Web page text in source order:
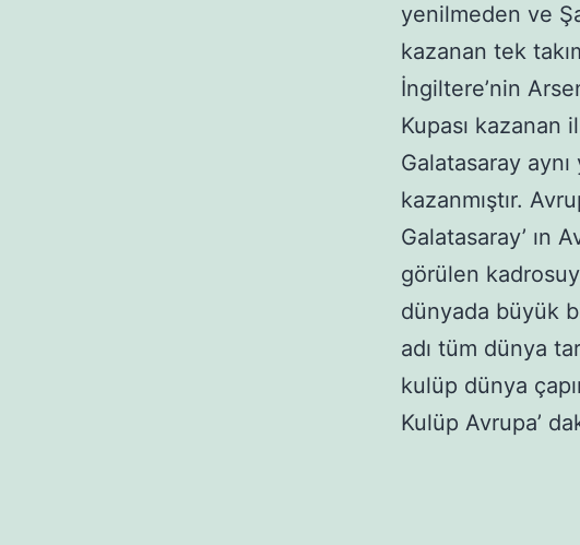
yenilmeden ve
kazanan tek
İngiltere’nin
Kupası
Galatasaray aynı
kazanmıştır.
Galatasaray’ ın
görülen
dünyada büyük
adı tüm dünya
kulüp dünya
Kulüp Avrupa’